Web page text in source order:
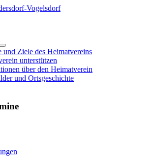
und Ziele des Heimatvereins
unterstützen
über den Heimatverein
und Ortsgeschichte